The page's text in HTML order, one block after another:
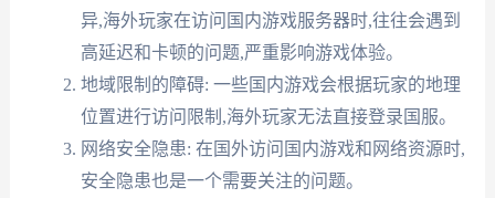
异,海外玩家在访问国内游戏服务器时,往往会遇到
高延迟和卡顿的问题,严重影响游戏体验。
地域限制的障碍: 一些国内游戏会根据玩家的地理
位置进行访问限制,海外玩家无法直接登录国服。
网络安全隐患: 在国外访问国内游戏和网络资源时,
安全隐患也是一个需要关注的问题。